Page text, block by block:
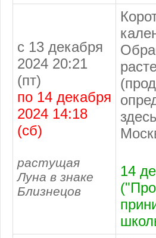
с 13 декабря
2024 20:21
(пт)
по 14 декабря
2024 14:18
(сб)
растущая
Луна в знаке
Близнецов
14